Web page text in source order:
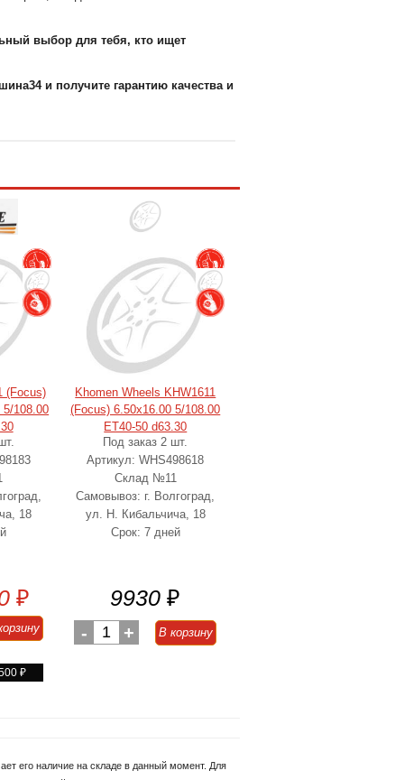
выбор для тебя, кто ищет
и получите гарантию качества и
(Focus)
5/108.00
18
₽
₽
Khomen Wheels KHW1611
(Focus) 6.50x16.00 5/108.00
ET40-50 d63.30
Под заказ 2 шт.
Артикул: WHS498618
Склад №11
Самовывоз: г. Волгоград,
ул. Н. Кибальчича, 18
Срок: 7 дней
9930 ₽
- 1 + В корзину
его наличие на складе в данный момент. Для